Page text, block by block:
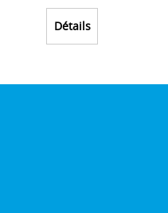
Détails